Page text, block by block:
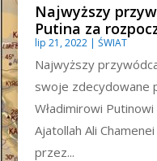
Najwyższy
Putina za
lip 21, 2022| ŚWIAT
Najwyższy
swoje zdecydowane
Władimirowi
Ajatollah Ali
przez...